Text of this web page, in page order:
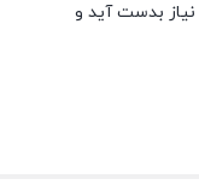
نیاز بدست آید و